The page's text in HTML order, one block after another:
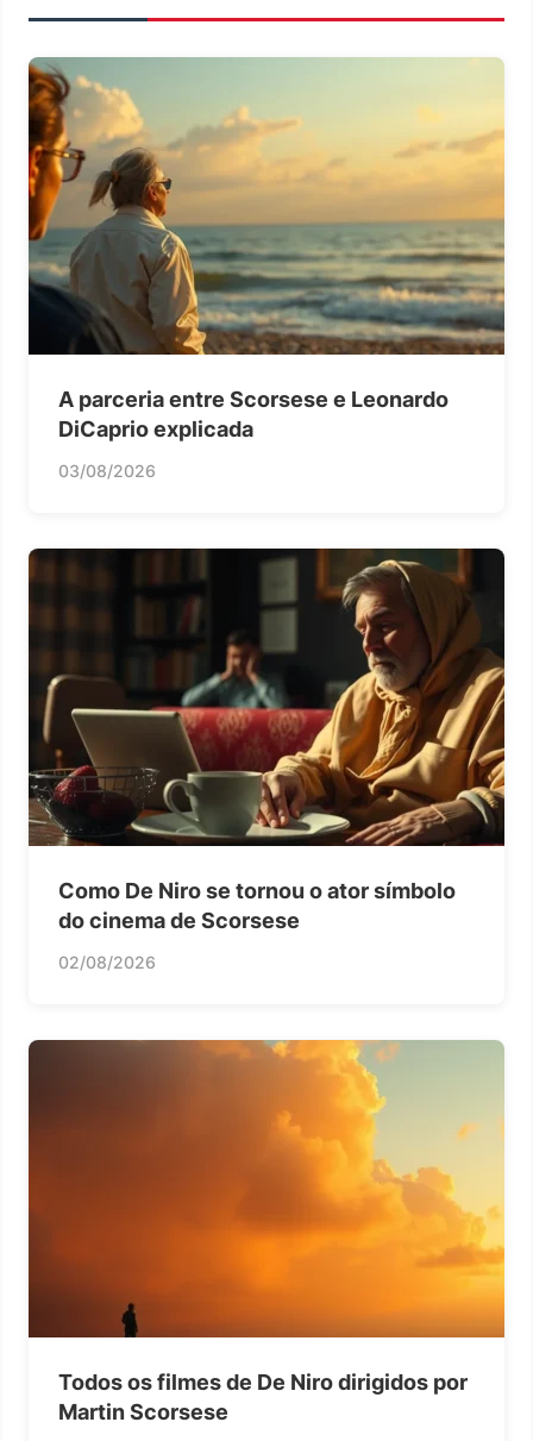
A parceria entre Scorsese e Leonardo
DiCaprio explicada
03/08/2026
Como De Niro se tornou o ator símbolo
do cinema de Scorsese
02/08/2026
Todos os filmes de De Niro dirigidos por
Martin Scorsese